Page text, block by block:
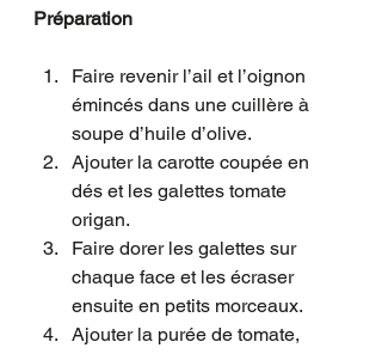
Préparation
Faire revenir l’ail et l’oignon
émincés dans une cuillère à
soupe d’huile d’olive.
Ajouter la carotte coupée en
dés et les galettes tomate
origan.
Faire dorer les galettes sur
chaque face et les écraser
ensuite en petits morceaux.
Ajouter la purée de tomate,